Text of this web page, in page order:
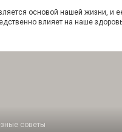
основой нашей жизни, и
влияет на наше
советы